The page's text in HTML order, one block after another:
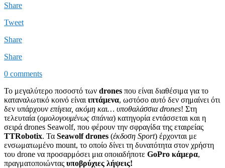
Share
Tweet
Share
Share
0 comments
Το μεγαλύτερο ποσοστό των drones που είναι διαθέσιμα για το
καταναλωτικό κοινό είναι ιπτάμενα, ωστόσο αυτό δεν σημαίνει ότι
δεν υπάρχουν επίγεια, ακόμη και… υποθαλάσσια drones! Στη
τελευταία (ομολογουμένως σπάνια) κατηγορία εντάσσεται και η
σειρά drones Seawolf, που φέρουν την σφραγίδα της εταιρείας
TTRobotix. Τα Seawolf drones (έκδοση Sport) έρχονται με
ενσωματωμένο mount, το οποίο δίνει τη δυνατότητα στον χρήστη
του drone να προσαρμόσει μια οποιαδήποτε GoPro κάμερα,
πραγματοποιώντας υποβρύχιες λήψεις!